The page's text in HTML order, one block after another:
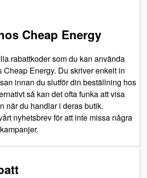
Cheap Energy
rabattkoder som du kan använda
Cheap Energy. Du skriver enkelt in
innan du slutför din beställning hos
så kan det ofta funka att visa
när du handlar i deras butik.
nyhetsbrev för att inte missa några